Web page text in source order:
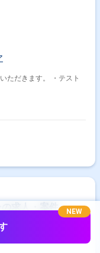
ただきます。 ・テスト
の求人・案件 NEW